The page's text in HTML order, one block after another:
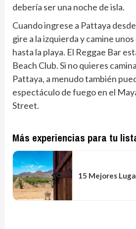
debería ser una noche de isla.
Cuando ingrese a Pattaya
gire a la izquierda y camine
hasta la playa. El Reggae Bar
Beach Club. Si no quieres
Pattaya, a menudo también
espectáculo de fuego en el
Street.
Más experiencias para tu
15 Mejores